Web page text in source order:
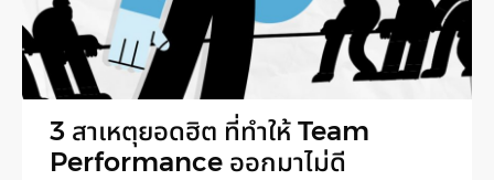
3 สาเหตุยอดฮิต ที่ทำให้ Team
Performance ออกมาไม่ดี